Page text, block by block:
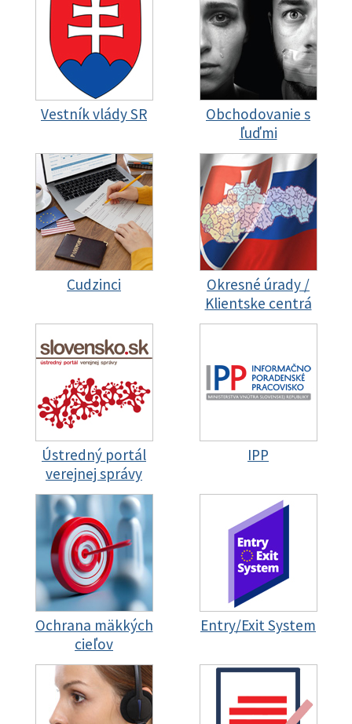
Vestník vlády SR
Obchodovanie s
ľuďmi
Cudzinci
Okresné úrady /
Klientske centrá
Ústredný portál
verejnej správy
IPP
Ochrana mäkkých
cieľov
Entry/Exit System